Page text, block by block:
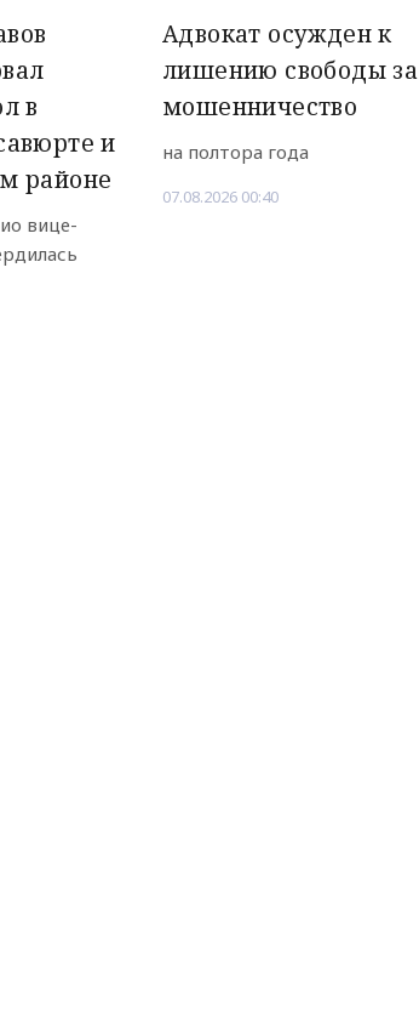
в
и
районе
вице-
Адвокат осужден к
лишению свободы за
мошенничество
на полтора года
07.08.2026 00:40